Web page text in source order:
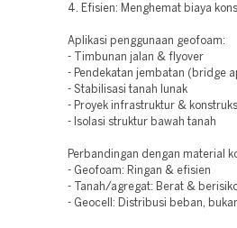
4. Efisien: Menghemat biaya
Aplikasi penggunaan geofoam:
- Timbunan jalan & flyover
- Pendekatan jembatan (bridge
- Stabilisasi tanah lunak
- Proyek infrastruktur &
- Isolasi struktur bawah tanah
Perbandingan dengan material
- Geofoam: Ringan & efisien
- Tanah/agregat: Berat &
- Geocell: Distribusi beban,